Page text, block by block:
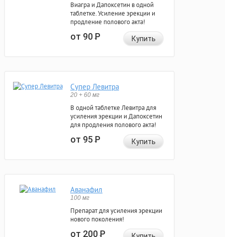
Виагра и Дапоксетин в одной
таблетке. Усиление эрекции и
продление полового акта!
от 90Р Купить
Супер Левитра
20 + 60 мг
В одной таблетке Левитра для
усиления эрекции и Дапоксетин
для продления полового акта!
от 95Р Купить
Аванафил
100 мг
Препарат для усиления эрекции
нового поколения!
от 200Р